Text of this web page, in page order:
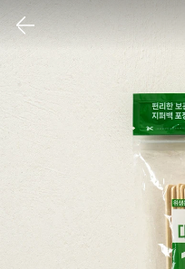
클릭 시 이미지 확대 보기 팝업 열림